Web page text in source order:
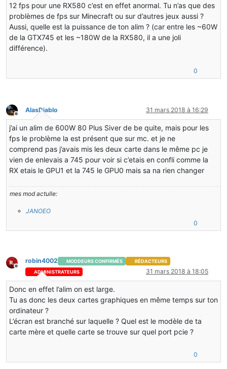
12 fps pour une RX580 c’est en effet anormal. Tu n’as que des
problèmes de fps sur Minecraft ou sur d’autres jeux aussi ?
Aussi, quelle est la puissance de ton alim ? (car entre les ~60W
de la GTX745 et les ~180W de la RX580, il a une joli
différence).
0
Hors-ligne
AlasDiablo 31 mars 2018 à 16:29
j’ai un alim de 600W 80 Plus Siver de be quite, mais pour les
fps le problème la est présent que sur mc. et je ne
comprend pas j’avais mis les deux carte dans le même pc je
vien de enlevais a 745 pour voir si c’etais en confli comme la
RX etais le GPU1 et la 745 le GPU0 mais sa na rien changer
mes mod actulle:
JANOEO
0
Hors-ligne
robin4002 MODDEURS CONFIRMÉS
RÉDACTEURS
ADMINISTRATEURS
31 mars 2018 à 18:05
Donc en effet l’alim on est large.
Tu as donc les deux cartes graphiques en même temps sur ton
ordinateur ?
L’écran est branché sur laquelle ? Quel est le modèle de ta
carte mère et quelle carte se trouve sur quel port pcie ?
0